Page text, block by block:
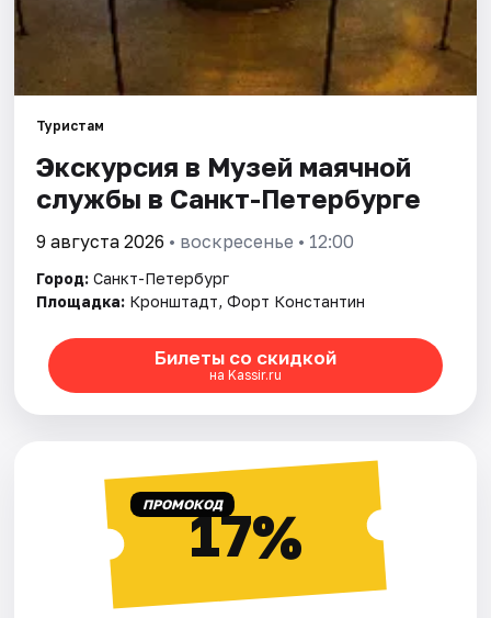
Туристам
Экскурсия в Музей маячной
службы в Санкт-Петербурге
9 августа 2026 • воскресенье • 12:00
Город: Санкт-Петербург
Площадка: Кронштадт, Форт Константин
Билеты со скидкой
на Kassir.ru
ПРОМОКОД17%